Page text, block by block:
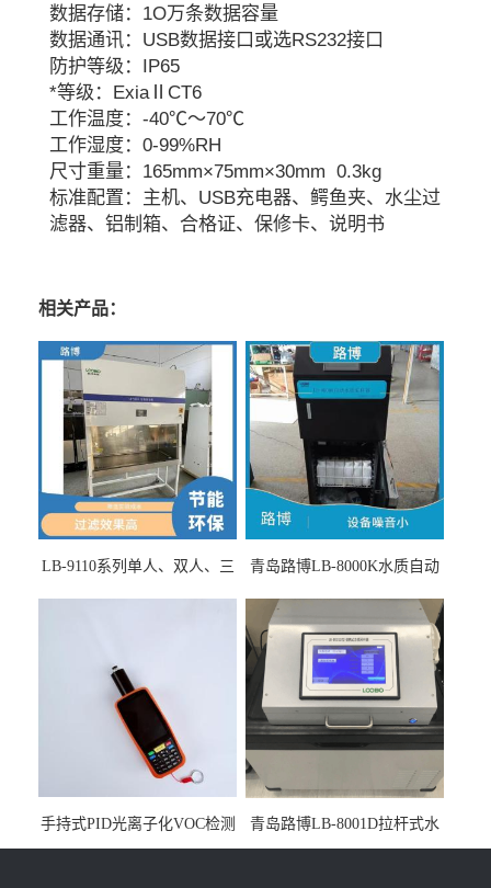
数据存储：1O万条数据容量
数据通讯：USB数据接口或选RS232接口
防护等级：IP65
*等级：ExiaⅡCT6
工作温度：-40℃～70℃
工作湿度：0-99%RH
尺寸重量：165mm×75mm×30mm 0.3kg
标准配置：主机、USB充电器、鳄鱼夹、水尘过
滤器、铝制箱、合格证、保修卡、说明书
相关产品：
LB-9110系列单人、双人、三
青岛路博LB-8000K水质自动
手持式PID光离子化VOC检测
仪（挥发性有机物设备）
青岛路博LB-8001D拉杆式水
质采样器